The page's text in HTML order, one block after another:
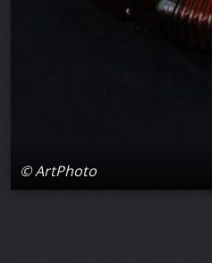
© ArtPhoto